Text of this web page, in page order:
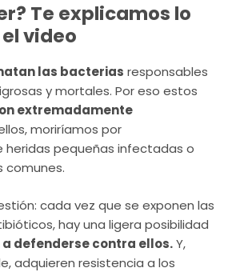
Te explicamos lo
video
las bacterias responsables
y mortales. Por eso estos
extremadamente
moriríamos por
heridas pequeñas infectadas o
comunes.
cada vez que se exponen las
hay una ligera posibilidad
defenderse contra ellos.Y,
adquieren resistencia a los